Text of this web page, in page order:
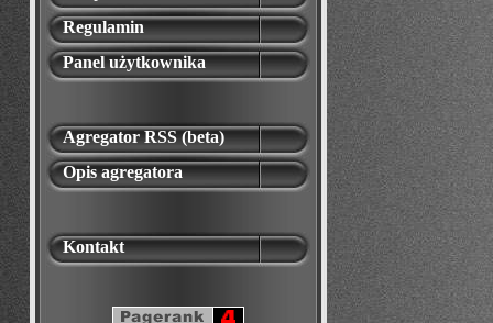
Regulamin
Panel użytkownika
Agregator RSS (beta)
Opis agregatora
Kontakt